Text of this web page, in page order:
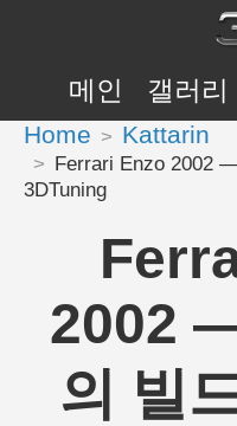
메인 갤러리
Home Kattarin
Ferrari Enzo 2002
3DTuning
2002
의 빌